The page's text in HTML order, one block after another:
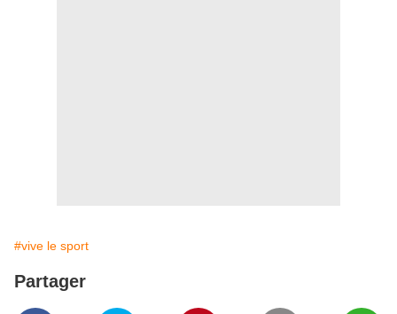
#vive le sport
Partager